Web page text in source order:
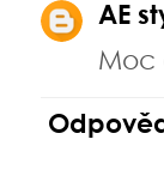
AE
Moc